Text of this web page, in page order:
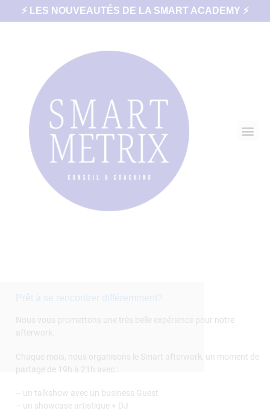
⚡ LES NOUVEAUTÉS DE LA SMART ACADEMY ⚡
Prêt à se rencontrer différemment?
Nous vous promettons une très belle expérience pour notre
afterwork.
Chaque mois, nous organisons le Smart afterwork, un moment de
partage de 19h à 21h avec :
– un talkshow avec un business Guest
– un showcase artistique + DJ